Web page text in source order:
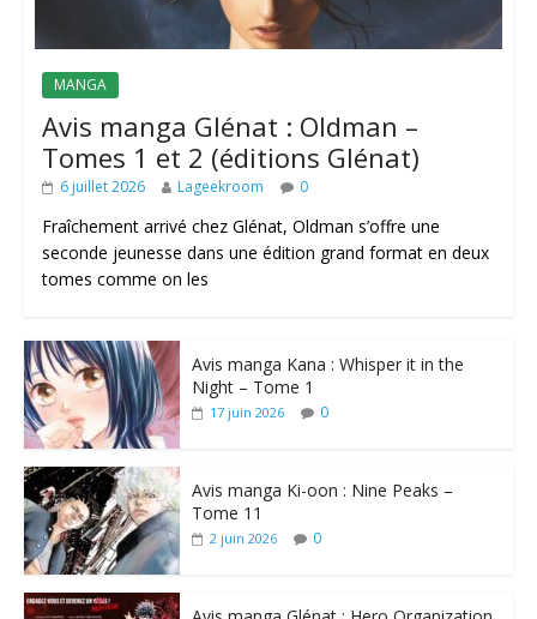
MANGA
Avis manga Glénat : Oldman –
Tomes 1 et 2 (éditions Glénat)
6 juillet 2026 Lageekroom 0
Fraîchement arrivé chez Glénat, Oldman s’offre une
seconde jeunesse dans une édition grand format en deux
tomes comme on les
Avis manga Kana : Whisper it in the
Night – Tome 1
17 juin 2026 0
Avis manga Ki-oon : Nine Peaks –
Tome 11
2 juin 2026 0